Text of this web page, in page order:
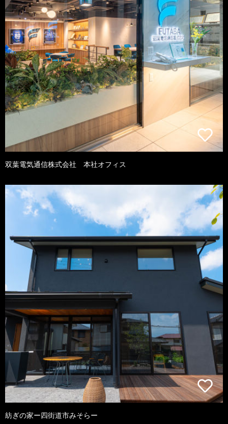
双葉電気通信株式会社 本社オフィス
紡ぎの家ー四街道市みそらー